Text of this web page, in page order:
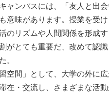
ャンパスには、「友人と出会
意味があります。授業を受
のリズムや人間関係を形成す
がとても重要だ、改めて認識
。
空間」として、大学の外に
在・交流し、さまざまな活